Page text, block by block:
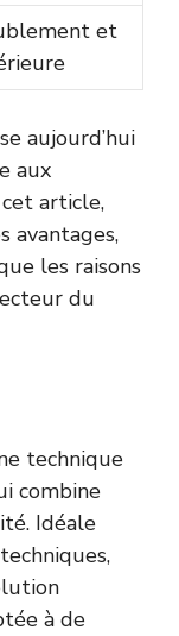
et
aujourd’hui
aux
article,
avantages,
les raisons
du
technique
combine
Idéale
à de